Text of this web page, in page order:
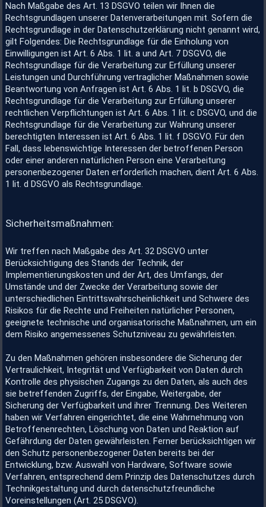
Nach Maßgabe des Art. 13 DSGVO teilen wir Ihnen die
Rechtsgrundlagen unserer Datenverarbeitungen mit. Sofern die
Rechtsgrundlage in der Datenschutzerklärung nicht genannt wird,
gilt Folgendes: Die Rechtsgrundlage für die Einholung von
Einwilligungen ist Art. 6 Abs. 1 lit. a und Art. 7 DSGVO, die
Rechtsgrundlage für die Verarbeitung zur Erfüllung unserer
Leistungen und Durchführung vertraglicher Maßnahmen sowie
Beantwortung von Anfragen ist Art. 6 Abs. 1 lit. b DSGVO, die
Rechtsgrundlage für die Verarbeitung zur Erfüllung unserer
rechtlichen Verpflichtungen ist Art. 6 Abs. 1 lit. c DSGVO, und die
Rechtsgrundlage für die Verarbeitung zur Wahrung unserer
berechtigten Interessen ist Art. 6 Abs. 1 lit. f DSGVO. Für den
Fall, dass lebenswichtige Interessen der betroffenen Person
oder einer anderen natürlichen Person eine Verarbeitung
personenbezogener Daten erforderlich machen, dient Art. 6 Abs.
1 lit. d DSGVO als Rechtsgrundlage.
Sicherheitsmaßnahmen:
Wir treffen nach Maßgabe des Art. 32 DSGVO unter
Berücksichtigung des Stands der Technik, der
Implementierungskosten und der Art, des Umfangs, der
Umstände und der Zwecke der Verarbeitung sowie der
unterschiedlichen Eintrittswahrscheinlichkeit und Schwere des
Risikos für die Rechte und Freiheiten natürlicher Personen,
geeignete technische und organisatorische Maßnahmen, um ein
dem Risiko angemessenes Schutzniveau zu gewährleisten.
Zu den Maßnahmen gehören insbesondere die Sicherung der
Vertraulichkeit, Integrität und Verfügbarkeit von Daten durch
Kontrolle des physischen Zugangs zu den Daten, als auch des
sie betreffenden Zugriffs, der Eingabe, Weitergabe, der
Sicherung der Verfügbarkeit und ihrer Trennung. Des Weiteren
haben wir Verfahren eingerichtet, die eine Wahrnehmung von
Betroffenenrechten, Löschung von Daten und Reaktion auf
Gefährdung der Daten gewährleisten. Ferner berücksichtigen wir
den Schutz personenbezogener Daten bereits bei der
Entwicklung, bzw. Auswahl von Hardware, Software sowie
Verfahren, entsprechend dem Prinzip des Datenschutzes durch
Technikgestaltung und durch datenschutzfreundliche
Voreinstellungen (Art. 25 DSGVO).